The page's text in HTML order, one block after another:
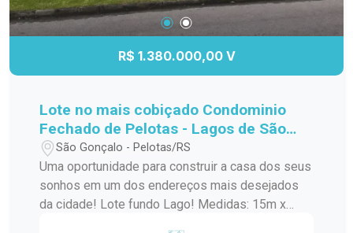
R$ 1.380.000,00 V
Lote no mais cobiçado Condominio
Fechado de Pelotas - Lagos de São
Gonçalo!
São Gonçalo - Pelotas/RS
Uma oportunidade para construir a casa dos seus
sonhos em um dos endereços mais desejados
da cidade! Lote fundo Lago! Medidas: 15m x